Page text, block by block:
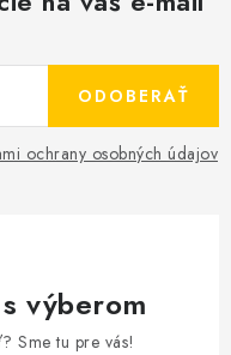
ochrany osobných údajov
ODOBERAŤ
výberom
Sme tu pre vás!